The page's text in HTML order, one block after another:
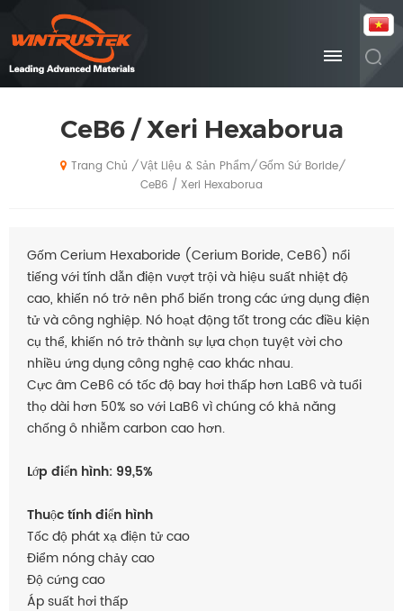
CeB6 / Xeri Hexaborua
Trang Chủ / Vật Liệu & Sản Phẩm/ Gốm Sứ Boride/
CeB6 / Xeri Hexaborua
Gốm Cerium Hexaboride (Cerium Boride, CeB6) nổi
tiếng với tính dẫn điện vượt trội và hiệu suất nhiệt độ
cao, khiến nó trở nên phổ biến trong các ứng dụng điện
tử và công nghiệp. Nó hoạt động tốt trong các điều kiện
cụ thể, khiến nó trở thành sự lựa chọn tuyệt vời cho
nhiều ứng dụng công nghệ cao khác nhau.
Cực âm CeB6 có tốc độ bay hơi thấp hơn LaB6 và tuổi
thọ dài hơn 50% so với LaB6 vì chúng có khả năng
chống ô nhiễm carbon cao hơn.
Lớp điển hình: 99,5%
Thuộc tính điển hình
Tốc độ phát xạ điện tử cao
Điểm nóng chảy cao
Độ cứng cao
Áp suất hơi thấp